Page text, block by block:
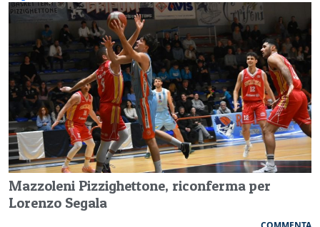
Mazzoleni Pizzighettone, riconferma per
Lorenzo Segala